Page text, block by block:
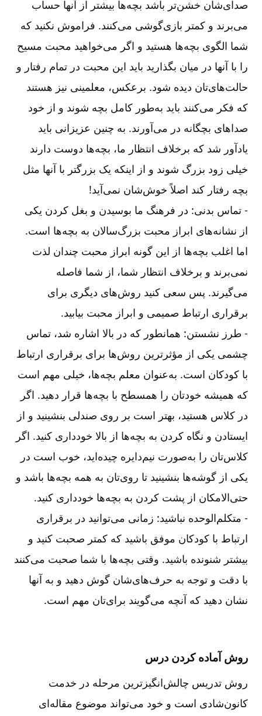
صدای‌شان خشن‌تر باشد بچه‌ها بیشتر از آنها حساب
می‌برند و کمتر بازی‌گوشی می‌کنند. فراموش نکنید که
شما الگوی بچه‌ها هستید و اگر می‌خواهید محبت مسیح
را با آنها در میان بگذارید باید این محبت در تمام رفتار و
حالت‌های‌تان دیده شود. برعکس، معلمینی نیز هستند
که فکر می‌کنند باید به‌طور کامل بچه شوند و از خود
صداهای بچگانه در می‌آورند. به چنین عزیزانی باید
یادآور شد که برخلاف انتظار ما، بچه‌ها دوست دارند
خیلی زود بزرگ شوند و از اینکه یک بزرگتر با آنها مثل
بچه رفتار کند اصلاً خوش‌شان نمی‌آید!
-‏‏‏‏ تماس بدنی: در فرهنگ ما بوسیدن و بغل کردن یکی
از نشانه‌های ابراز محبت بزرگ‌سالان به بچه‌ها است.
اما اغلب بچه‌ها از این گونه ابراز محبت چندان لذت
نمی‌برند و برخلاف انتظار شما، از شما فاصله
می‌گیرند. پس سعی کنید روش‌های دیگری برای
برقراری ارتباط صمیمی و ابراز محبت بیابید.
-‏‏‏‏ طرز نشستن: همانطور که در بالا اشاره شد، تماس
چشمی یکی از مؤثرترین روش‌ها برای برقراری ارتباط
با کودکان است. به‌عنوان معلم بچه‌ها، خیلی مهم است
که همیشه خودتان را همسطح با بچه‌ها قرار دهید. اگر
در کلاس هستید، بهتر است بر روی صندلی بنشینید و از
ایستادن و نگاه کردن به بچه‌ها از بالا خودداری کنید. اگر
کلاس‌تان را به‌صورت نیم‌دایره چیده‌اید، خوب است در
یکی از گوشه‌ها بنشینید تا روی‌تان به همه بچه‌ها باشد و
حتی‌الامکان از پشت کردن به بچه‌ها خودداری کنید.
-‏‏‏‏ متکلم‌الوحده نباشید: زمانی می‌توانید در برقراری
ارتباط با کودکان موفق باشید که کمتر صحبت کنید و
بیشتر شنونده باشید. وقتی بچه‌ها با شما صحبت می‌کنند
با دقت و توجه به حرف‌های‌شان گوش دهید و به آنها
نشان دهید که آنچه می‌گویند برای‌تان مهم است.
روش آماده کردن درس
روش تدریس چالش‌انگیزترین مرحله در خدمت
کانون‌شادی است و خود می‌تواند موضوع مقاله‌ای